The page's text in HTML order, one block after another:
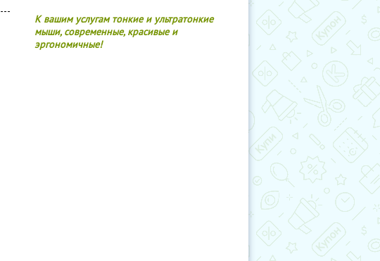
К вашим услугам тонкие и ультратонкие
мыши, современные, красивые и
эргономичные!